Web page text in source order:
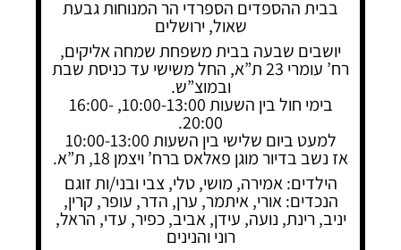
בבית ההספדים הספרדי הר המנוחות גבעת
שאול, ירושלים
יושבים שבעה בבית משפחת שמחה אליקים,
רח’ עומרי 23 ת”א, החל משישי עד כניסת שבת
ובמוצ”ש.
בימי חול בין השעות 10:00-13:00, 16:00-
20:00.
למעט ביום שלישי בין השעות 10:00-13:00
אז נשב בדיור מוגן פאלאס ברח’ ויצמן 18, ת”א.
הילדים: אמירה, מושי, טלי, צבי ובני/ות זוגם
הנכדים: אורי, איתמר, ערן, הדר, עופר, קרין,
יניב, רינת, נועה, עידן, אביב, כפיר, עדי, הראל,
רוני והנינים